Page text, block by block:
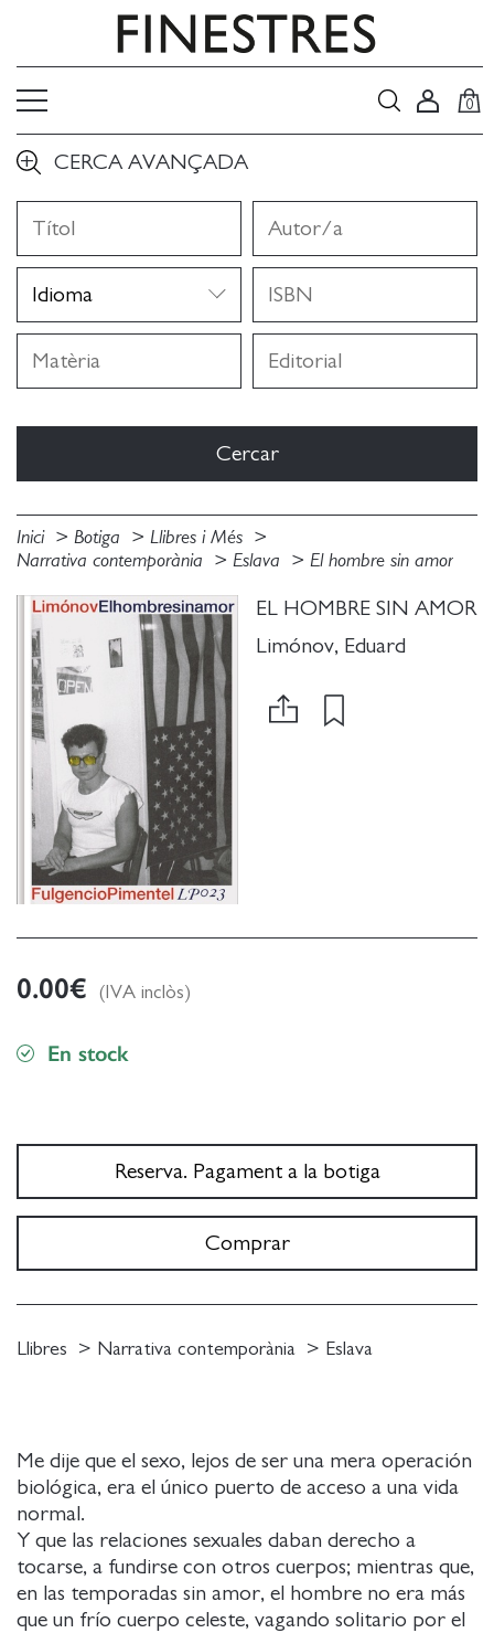
0
CERCA AVANÇADA
Inici Botiga
Llibres i Més
Narrativa contemporània
Eslava El hombre sin amor
EL HOMBRE SIN AMOR
Limónov, Eduard
Me dije que el sexo, lejos de ser una mera operación
biológica, era el único puerto de acceso a una vida
normal.
Y que las relaciones sexuales daban derecho a
tocarse, a fundirse con otros cuerpos; mientras que,
en las temporadas sin amor, el hombre no era más
que un frío cuerpo celeste, vagando solitario por el
0.00€ (IVA inclòs)
En stock
Reserva. Pagament a la botiga
Comprar
Llibres Narrativa contemporània Eslava